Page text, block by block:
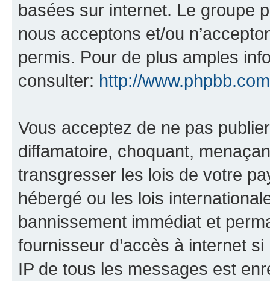
basées sur internet. Le groupe
nous acceptons et/ou
permis. Pour de plus amples
consulter: http://
Vous acceptez de ne pas
diffamatoire, choquant,
transgresser les lois de votre
hébergé ou les lois
bannissement immédiat et
fournisseur d’accès à internet
IP de tous les messages est